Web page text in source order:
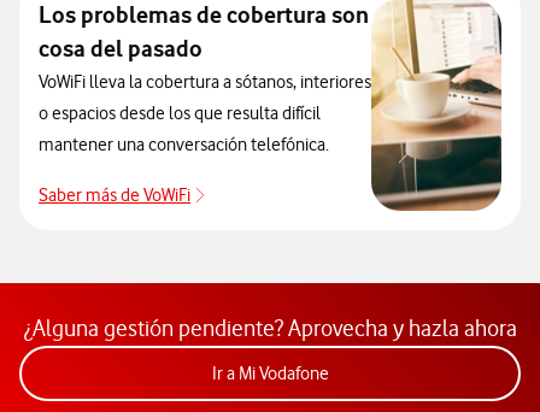
Los problemas de cobertura son
cosa del pasado
VoWiFi lleva la cobertura a sótanos, interiores
o espacios desde los que resulta difícil
mantener una conversación telefónica.
Saber más de VoWiFi
Pulsar para consultar el servicio que
¿Alguna gestión pendiente? Aprovecha y hazla ahora
Ir a Mi VodafoneAcceder a la app Mi